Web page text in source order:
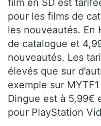
film en SD est
pour les films de
les nouveautés. En
de catalogue et
nouveautés. Les
élevés que sur
exemple sur
Dingue est à 5,99€
pour PlayStation